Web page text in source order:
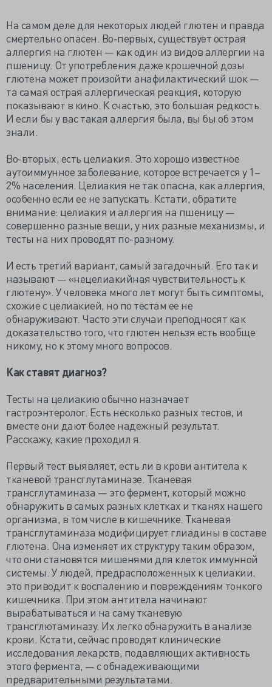
На самом деле для некоторых людей глютен и правда
смертельно опасен. Во-первых, существует острая
аллергия на глютен — как один из видов аллергии на
пшеницу. От употребления даже крошечной дозы
глютена может произойти анафилактический шок —
та самая острая аллергическая реакция, которую
показывают в кино. К счастью, это большая редкость.
И если бы у вас такая аллергия была, вы бы об этом
знали.
Во-вторых, есть целиакия. Это хорошо известное
аутоиммунное заболевание, которое встречается у 1–
2% населения. Целиакия не так опасна, как аллергия,
особенно если ее не запускать. Кстати, обратите
внимание: целиакия и аллергия на пшеницу —
совершенно разные вещи, у них разные механизмы, и
тесты на них проводят по-разному.
И есть третий вариант, самый загадочный. Его так и
называют — «нецелиакийная чувствительность к
глютену». У человека много лет могут быть симптомы,
схожие с целиакией, но по тестам ее не
обнаруживают. Часто эти случаи преподносят как
доказательство того, что глютен нельзя есть вообще
никому, но к этому много вопросов.
Как ставят диагноз?
Тесты на целиакию обычно назначает
гастроэнтеролог. Есть несколько разных тестов, и
вместе они дают более надежный результат.
Расскажу, какие проходил я.
Первый тест выявляет, есть ли в крови антитела к
тканевой трансглутаминазе. Тканевая
трансглутаминаза — это фермент, который можно
обнаружить в самых разных клетках и тканях нашего
организма, в том числе в кишечнике. Тканевая
трансглутаминаза модифицирует глиадины в составе
глютена. Она изменяет их структуру таким образом,
что они становятся мишенями для клеток иммунной
системы. У людей, предрасположенных к целиакии,
это приводит к воспалению и повреждениям тонкого
кишечника. При этом антитела начинают
вырабатываться и на саму тканевую
трансглютаминазу. Их легко обнаружить в анализе
крови. Кстати, сейчас проводят клинические
исследования лекарств, подавляющих активность
этого фермента, — с обнадеживающими
предварительными результатами.